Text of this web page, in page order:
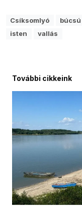
Csíksomlyó búcsú
isten
vallás
További cikkeink